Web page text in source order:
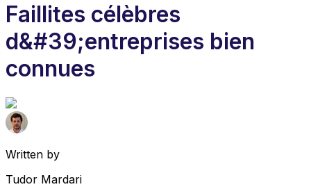
Faillites célèbres
d&#39;entreprises bien
connues
Written by
Tudor Mardari